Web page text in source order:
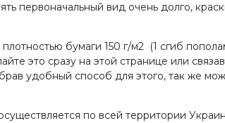
первоначальный вид очень долго,
бумаги 150 г/м2 (1 сгиб
это сразу на этой странице или
удобный способ для этого, так же
по всей территории